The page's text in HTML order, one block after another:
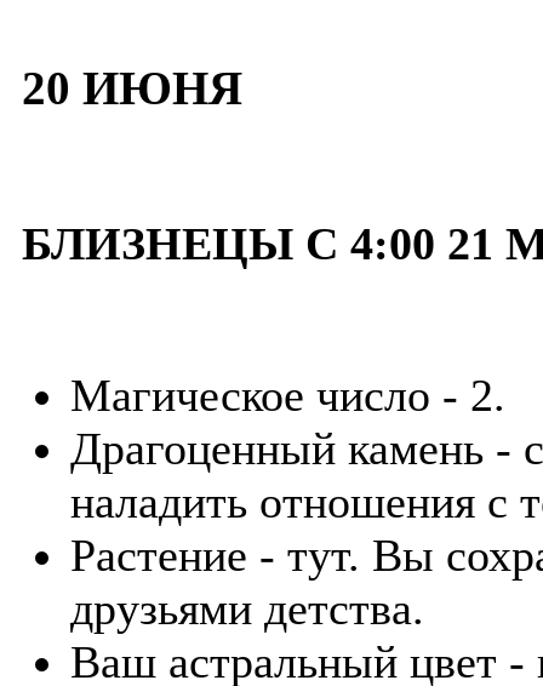
20 ИЮНЯ
БЛИЗНЕЦЫ С 4:00 21
Магическое число - 2.
Драгоценный камень -
наладить отношения с
Растение - тут. Вы
друзьями детства.
Ваш астральный цвет -